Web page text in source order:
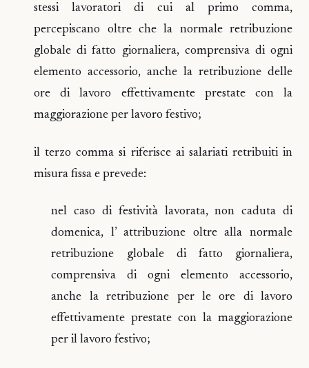
stessi lavoratori di cui al primo comma,
percepiscano oltre che la normale retribuzione
globale di fatto giornaliera, comprensiva di ogni
elemento accessorio, anche la retribuzione delle
ore di lavoro effettivamente prestate con la
maggiorazione per lavoro festivo;
il terzo comma si riferisce ai salariati retribuiti in
misura fissa e prevede:
nel caso di festività lavorata, non caduta di
domenica, l’ attribuzione oltre alla normale
retribuzione globale di fatto giornaliera,
comprensiva di ogni elemento accessorio,
anche la retribuzione per le ore di lavoro
effettivamente prestate con la maggiorazione
per il lavoro festivo;